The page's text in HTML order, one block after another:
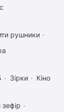
рушники
Зірки Кіно